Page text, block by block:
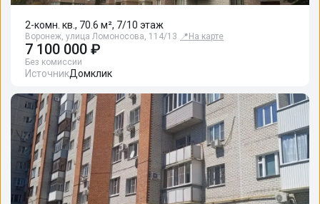
2-комн. кв., 70.6 м², 7/10 этаж
Воронеж, улица Ломоносова, 114/13 📍 На карте
7 100 000 ₽
Без комиссии
ИсточникДомклик